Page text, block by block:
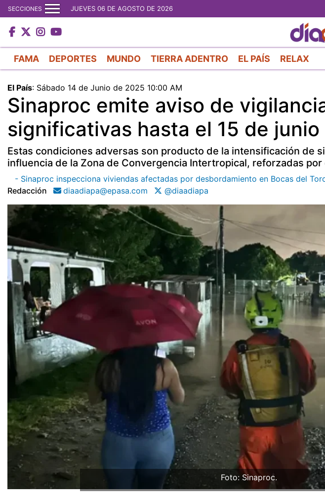
SECCIONES JUEVES 06 DE AGOSTO DE 2026
FAMA DEPORTES MUNDO TIERRA ADENTRO EL PAÍS RELAX
El País: Sábado 14 de Junio de 2025 10:00 AM
Sinaproc emite aviso de
significativas hasta el 15 de junio
Estas condiciones adversas son producto de la intensificación de
influencia de la Zona de Convergencia Intertropical, reforzadas por
- Sinaproc inspecciona viviendas afectadas por desbordamiento en Bocas del
Redacción
diaadiapa@epasa.com @diaadiapa
Foto: Sinaproc.